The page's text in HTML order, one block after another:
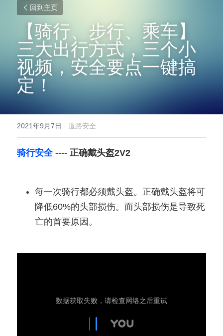
回到主页
【骑行、步行、乘车】
三大出行方式，三个小
视频，安全要点一键搞
定！
2021年9月7日 · 道路安全
骑行安全 ---- 正确戴头盔2V2
每一次骑行都必须戴头盔。正确戴头盔将可
降低60%的头部损伤。而头部损伤是导致死
亡的首要原因。